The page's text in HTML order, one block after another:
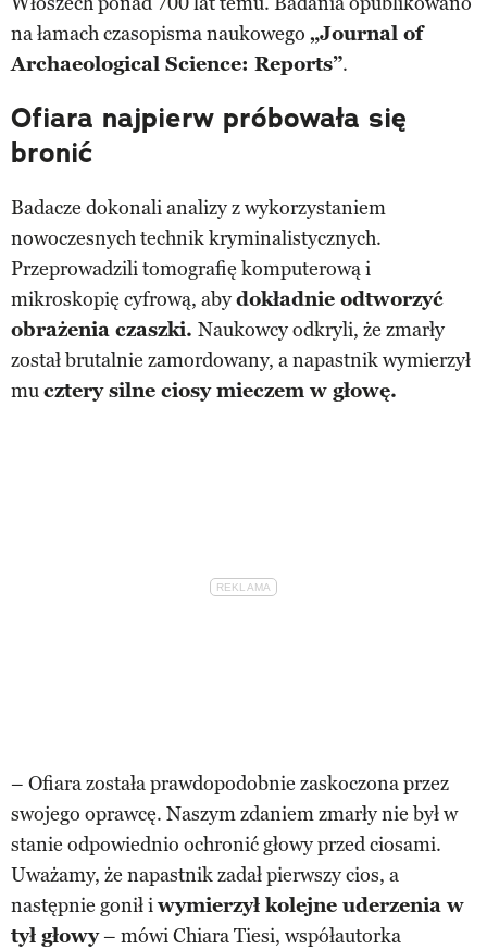
na łamach czasopisma naukowego „Journal of
Archaeological Science: Reports”.
Ofiara najpierw próbowała się
bronić
Badacze dokonali analizy z wykorzystaniem
nowoczesnych technik kryminalistycznych.
Przeprowadzili tomografię komputerową i
mikroskopię cyfrową, abydokładnie odtworzyć
obrażenia czaszki. Naukowcy odkryli, że zmarły
został brutalnie zamordowany, a napastnik wymierzył
mucztery silne ciosy mieczem w głowę.
– Ofiara została prawdopodobnie zaskoczona przez
swojego oprawcę. Naszym zdaniem zmarły nie był w
stanie odpowiednio ochronić głowy przed ciosami.
Uważamy, że napastnik zadał pierwszy cios, a
następnie gonił iwymierzył kolejne uderzenia w
tył głowy– mówi Chiara Tiesi, współautorka